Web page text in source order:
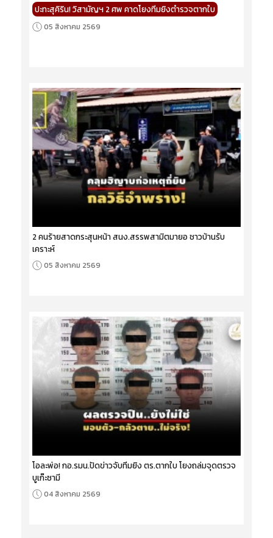
ปะทะสุคิริน! วิสามัญฯ 2 ศพ คาดโยงทีมยิงตำรวจตากใบ
05 สิงหาคม 2569
2 คนร้ายสาดกระสุนหน้า สนง.สรรพสามิตมายอ ชาวบ้านรับ
เคราะห์
05 สิงหาคม 2569
โอละพ่อ! กอ.รมน.ปัดข่าวจับทีมยิง ตร.ตากใบ โยงถล่มจุดตรวจ
บูเก๊ะซามี
04 สิงหาคม 2569